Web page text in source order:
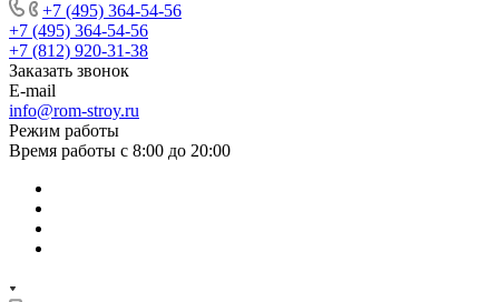
+7 (495) 364-54-56
+7 (495) 364-54-56
+7 (812) 920-31-38
Заказать звонок
E-mail
info@rom-stroy.ru
Режим работы
Время работы с 8:00 до 20:00